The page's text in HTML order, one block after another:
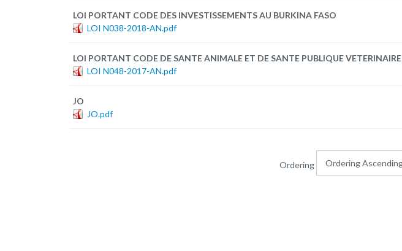
LOI PORTANT CODE DES INVESTISSEMENTS AU BURKINA FASO
LOI N038-2018-AN.pdf
LOI PORTANT CODE DE SANTE ANIMALE ET DE SANTE PUBLIQUE VETERINAIRE
LOI N048-2017-AN.pdf
JO
JO.pdf
Ordering